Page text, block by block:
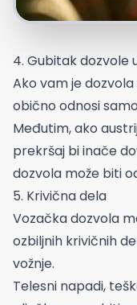
4. Gubitak dozvole
Ako vam je
obično odnosi
Međutim, ako
prekršaj bi inače
dozvola može biti
5. Krivična dela
Vozačka dozvola
ozbiljnih krivičnih
vožnje.
Telesni napadi,